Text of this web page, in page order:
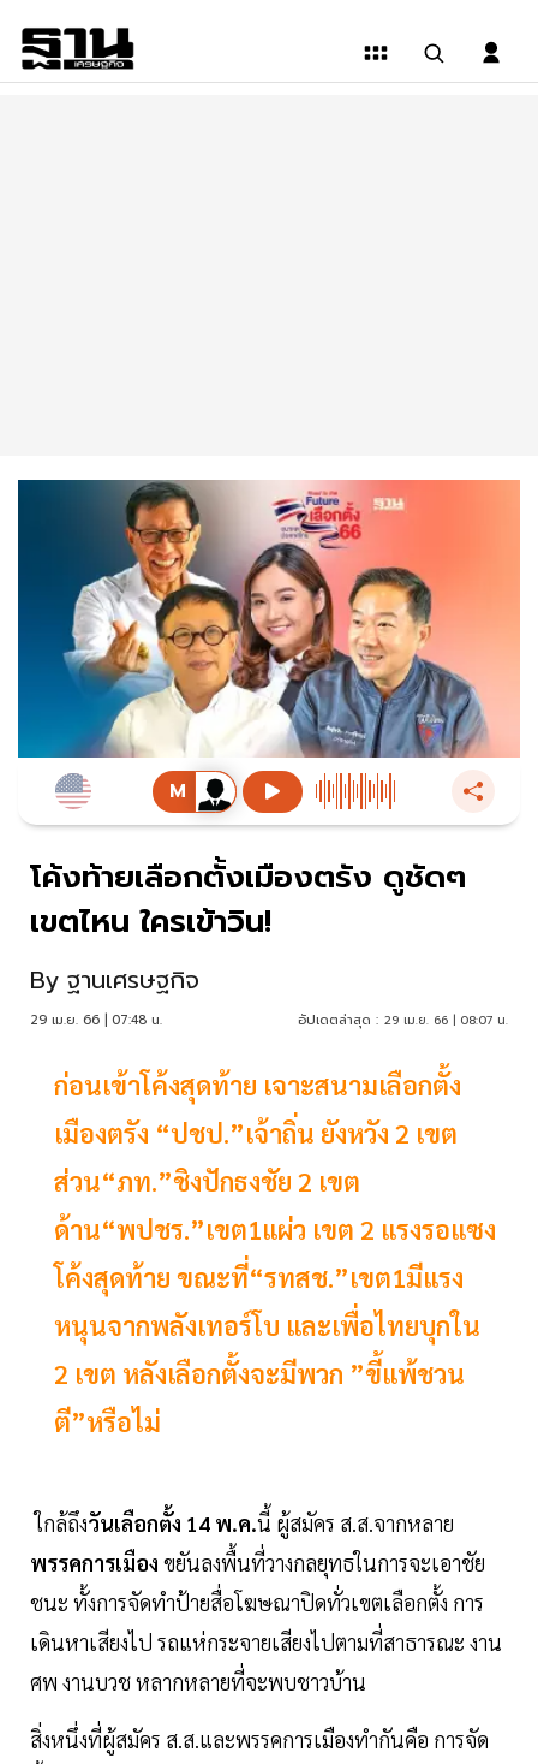
โค้งท้ายเลือกตั้งเมืองตรัง ดูชัดๆ
เขตไหน ใครเข้าวิน!
By ฐานเศรษฐกิจ
29 เม.ย. 66 | 07:48 น. อัปเดตล่าสุด : 29 เม.ย. 66 | 08:07 น.
ก่อนเข้าโค้งสุดท้าย เจาะสนามเลือกตั้ง
เมืองตรัง “ปชป.”เจ้าถิ่น ยังหวัง 2 เขต
ส่วน“ภท.”ชิงปักธงชัย 2 เขต
ด้าน“พปชร.”เขต1แผ่ว เขต 2 แรงรอแซง
โค้งสุดท้าย ขณะที่“รทสช.”เขต1มีแรง
หนุนจากพลังเทอร์โบ และเพื่อไทยบุกใน
2 เขต หลังเลือกตั้งจะมีพวก ”ขี้แพ้ชวน
ตี”หรือไม่
ใกล้ถึงวันเลือกตั้ง 14 พ.ค.นี้ ผู้สมัคร ส.ส.จากหลาย
พรรคการเมือง ขยันลงพื้นที่วางกลยุทธในการจะเอาชัย
ชนะ ทั้งการจัดทำป้ายสื่อโฆษณาปิดทั่วเขตเลือกตั้ง การ
เดินหาเสียงไป รถแห่กระจายเสียงไปตามที่สาธารณะ งาน
ศพ งานบวช หลากหลายที่จะพบชาวบ้าน
สิ่งหนึ่งที่ผู้สมัคร ส.ส.และพรรคการเมืองทำกันคือ การจัด